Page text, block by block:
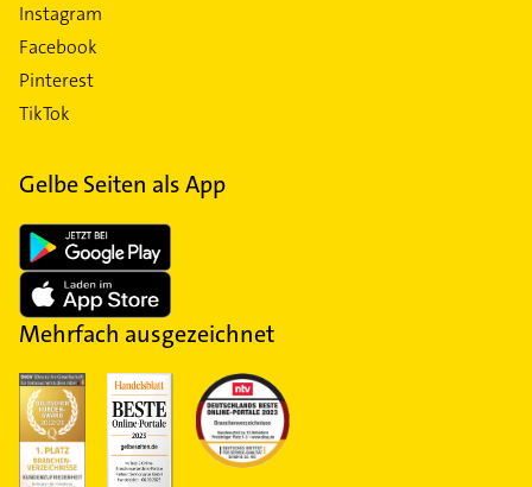
Instagram
Facebook
Pinterest
TikTok
Gelbe Seiten als App
Mehrfach ausgezeichnet